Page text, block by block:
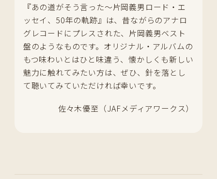
『あの道がそう言った～片岡義男ロード・エ
ッセイ、50年の軌跡』は、昔ながらのアナロ
グレコードにプレスされた、片岡義男ベスト
盤のようなものです。オリジナル・アルバムの
もつ味わいとはひと味違う、懐かしくも新しい
魅力に触れてみたい方は、ぜひ、針を落とし
て聴いてみていただければ幸いです。
佐々木優至（JAFメディアワークス）